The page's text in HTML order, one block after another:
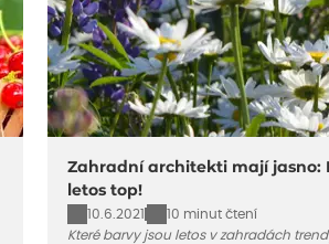
Zahradní architekti mají jasno:
letos top!
10.6.2021
10 minut čtení
Které barvy jsou letos v zahradách